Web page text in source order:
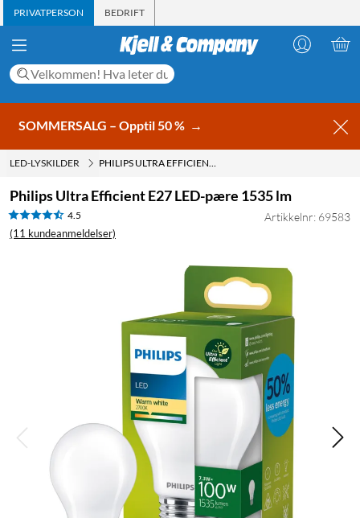
PRIVATPERSON BEDRIFT
SOMMERSALG – Opptil 50 % →
LED-LYSKILDER PHILIPS ULTRA EFFICIENT E27 LED-PÆRE 1535 LM
Philips Ultra Efficient E27 LED-pære 1535 lm
4.5
(11 kundeanmeldelser)
Artikkelnr: 69583